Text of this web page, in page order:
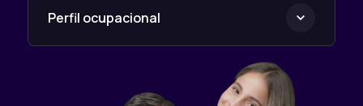
Perfil ocupacional